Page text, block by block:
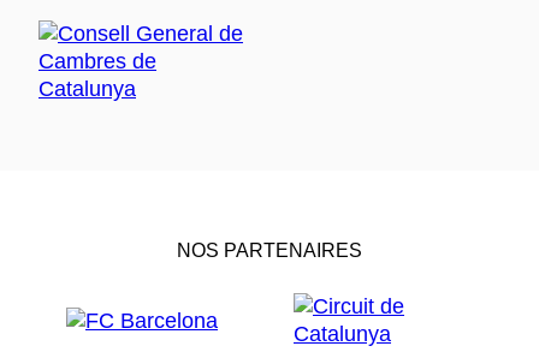
NOS PARTENAIRES